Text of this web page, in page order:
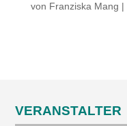
von Franziska Mang |
VERANSTALTER